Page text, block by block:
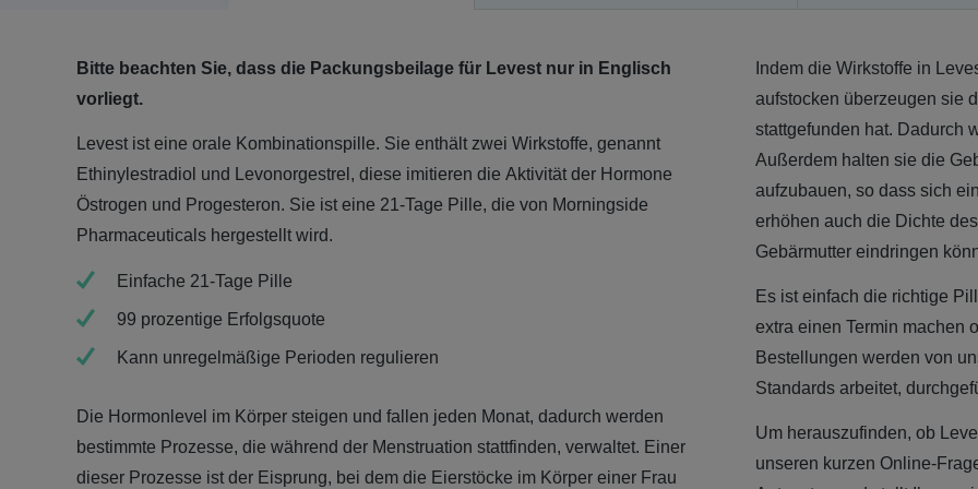
Bitte beachten Sie, dass die Packungsbeilage für Levest nur in Englisch
vorliegt.
Levest ist eine orale Kombinationspille. Sie enthält zwei Wirkstoffe, genannt
Ethinylestradiol und Levonorgestrel, diese imitieren die Aktivität der Hormone
Östrogen und Progesteron. Sie ist eine 21-Tage Pille, die von Morningside
Pharmaceuticals hergestellt wird.
Einfache 21-Tage Pille
99 prozentige Erfolgsquote
Kann unregelmäßige Perioden regulieren
Die Hormonlevel im Körper steigen und fallen jeden Monat, dadurch werden
bestimmte Prozesse, die während der Menstruation stattfinden, verwaltet. Einer
dieser Prozesse ist der Eisprung, bei dem die Eierstöcke im Körper einer Frau
Indem die Wirkstoffe in
aufstocken überzeugen sie
stattgefunden hat. Dadurch
Außerdem halten sie die
aufzubauen, so dass sich
erhöhen auch die Dichte
Gebärmutter eindringen
Es ist einfach die richtige
extra einen Termin machen
Bestellungen werden von
Standards arbeitet,
Um herauszufinden, ob
unseren kurzen Online-